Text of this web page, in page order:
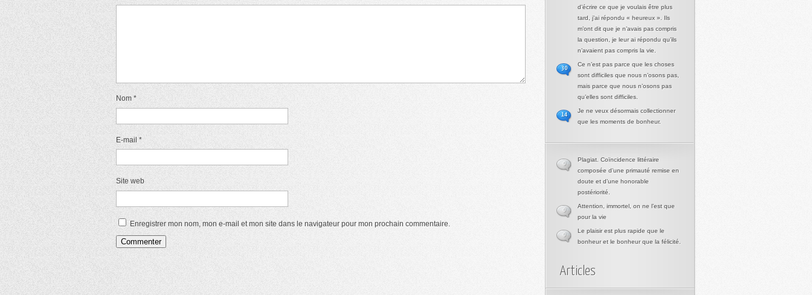
Nom *
E-mail *
Site web
Enregistrer mon nom, mon e-mail et mon site dans le navigateur pour mon prochain commentaire.
d’écrire ce que je voulais être plus
tard, j’ai répondu « heureux ». Ils
m’ont dit que je n’avais pas compris
la question, je leur ai répondu qu’ils
n’avaient pas compris la vie.
Ce n’est pas parce que les choses
sont difficiles que nous n’osons pas,
mais parce que nous n’osons pas
qu’elles sont difficiles.
30
Je ne veux désormais collectionner
que les moments de bonheur.
14
Plagiat. Coïncidence littéraire
composée d’une primauté remise en
doute et d’une honorable
postériorité.
0
Attention, immortel, on ne l’est que
pour la vie
0
Le plaisir est plus rapide que le
bonheur et le bonheur que la félicité.
0
Articles